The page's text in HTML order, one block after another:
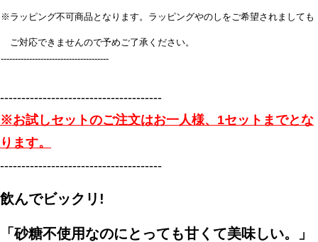
※ラッピング不可商品となります。ラッピングやのしをご希望されましても
ご対応できませんので予めご了承ください。
--------------------------------------
--------------------------------------
※お試しセットのご注文はお一人様、1セットまでとな
ります。
--------------------------------------
飲んでビックリ!
「砂糖不使用なのにとっても甘くて美味しい。」